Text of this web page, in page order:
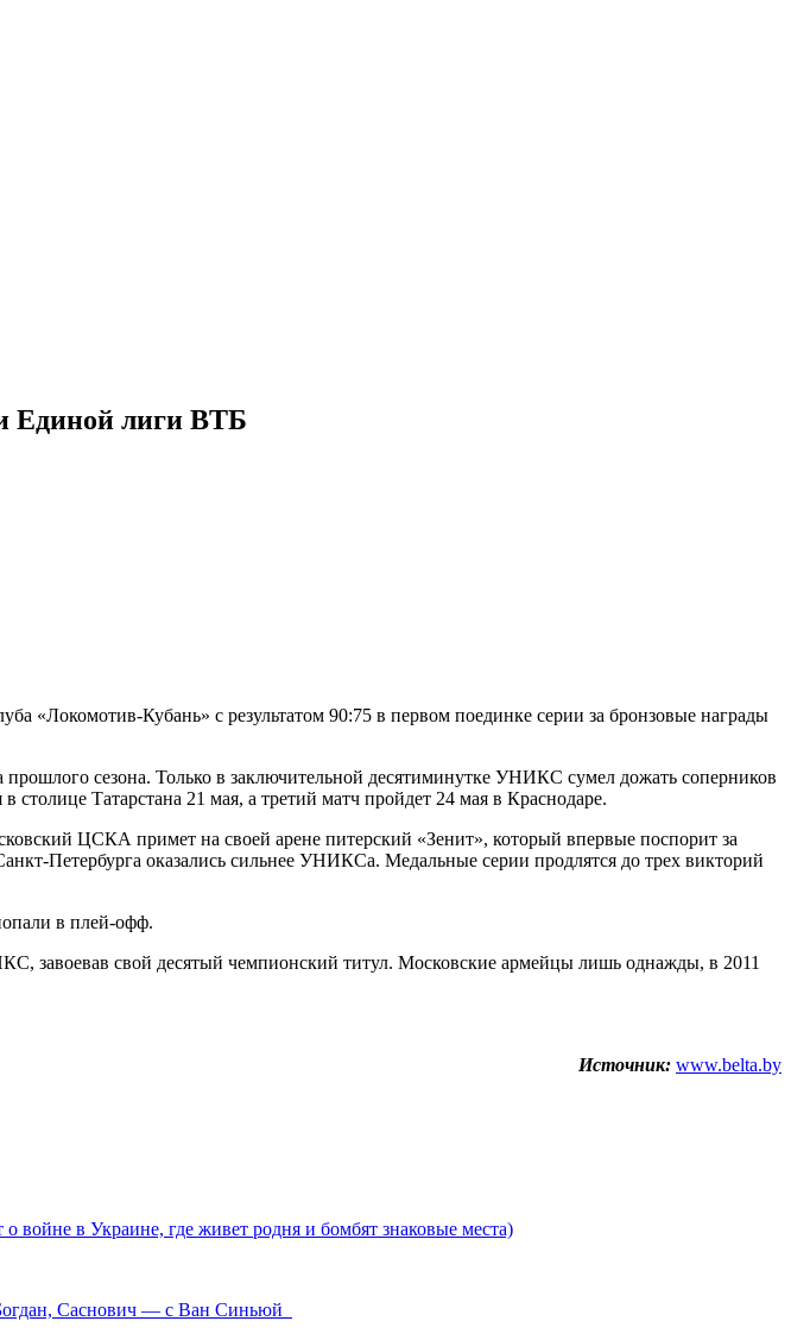
Единой лиги ВТБ
Кубань» с результатом 90:75 в первом поединке серии за бронзовые награды
сезона. Только в заключительной десятиминутке УНИКС сумел дожать соперников
столице Татарстана 21 мая, а третий матч пройдет 24 мая в Краснодаре.
ЦСКА примет на своей арене питерский «Зенит», который впервые поспорит за
Петербурга оказались сильнее УНИКСа. Медальные серии продлятся до трех викторий
в плей-офф.
свой десятый чемпионский титул. Московские армейцы лишь однажды, в 2011
Источник: www.belta.by
в Украине, где живет родня и бомбят знаковые места)
Саснович — с Ван Синьюй